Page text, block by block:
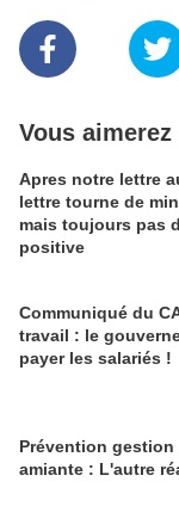
Vous aimerez
Apres notre lettre
lettre tourne de
mais toujours pas
positive
Communiqué du
travail : le
payer les salariés !
Prévention gestion
amiante : L'autre